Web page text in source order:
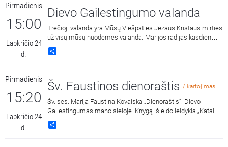
Pirmadienis
15:00
Lapkričio 24
d.
Dievo Gailestingumo valanda
Trečioji valanda yra Mūsų Viešpaties Jėzaus Kristaus mirties
už visų mūsų nuodėmes valanda. Marijos radijas kasdien
15:00 ir 3:00 kviečia melstis drauge kalbant Dievo
Gailestingumo vainikėlį ir litaniją bei pasiklausyti ištraukų iš
gerbiamas Gailestingojo Jėzaus paveikslas, nutapytas pagal
šv. Faustinos regėjimus.
Pirmadienis
15:20
Lapkričio 24
d.
Šv. Faustinos dienoraštis / kartojimas
Šv. ses. Marija Faustina Kovalska „Dienoraštis“. Dievo
Gailestingumas mano sieloje. Knygą išleido leidykla „Katalikų
pasaulio leidiniai“, 2014 m.